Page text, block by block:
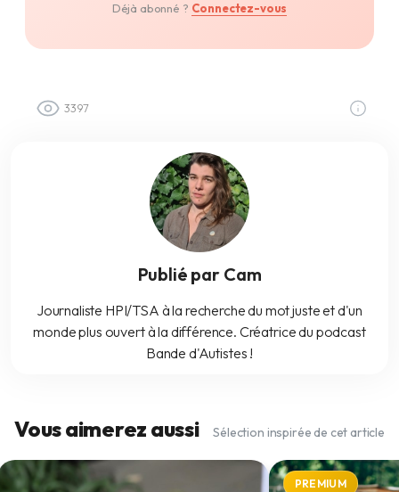
Déjà abonné ? Connectez-vous
3397
Publié par Cam
Journaliste HPI/TSA à la recherche du mot juste et d'un
monde plus ouvert à la différence. Créatrice du podcast
Bande d'Autistes !
Vous aimerez aussi Sélection inspirée de cet article
PREMIUM